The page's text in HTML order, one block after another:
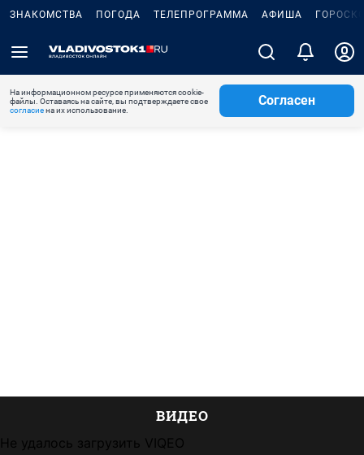
ЗНАКОМСТВА ПОГОДА ТЕЛЕПРОГРАММА АФИША
На информационном ресурсе применяются cookie-
файлы. Оставаясь на сайте, вы подтверждаете свое
согласиена их использование.
Согласен
ВИДЕО
Не удалось загрузить VIQEO